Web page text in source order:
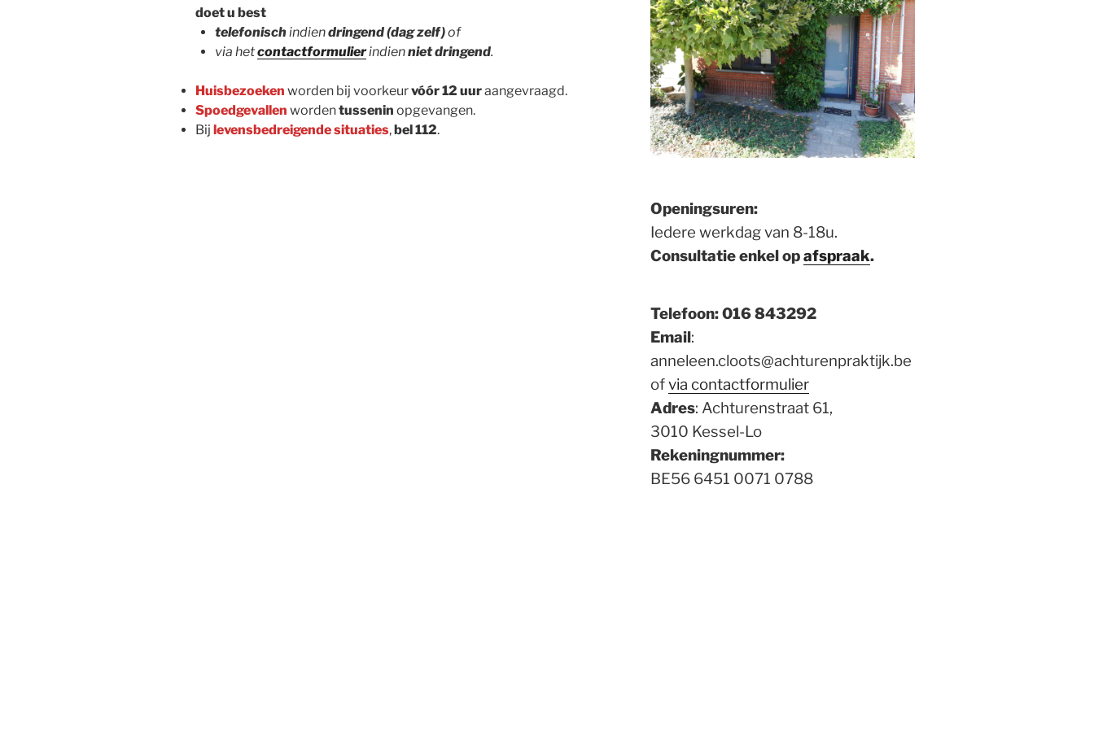
doet u best
telefonischindiendringend(dag zelf)of
via hetcontactformulierindienniet dringend.
Huisbezoeken worden bij voorkeurvóór 12 uuraangevraagd.
Spoedgevallen wordentussenin opgevangen.
Bij levensbedreigendesituaties,bel 112.
Openingsuren:
Iedere werkdag van 8-18u.
Consultatie enkel opafspraak.
Telefoon: 016 843292
Email:
anneleen.cloots@achturenpraktijk.be
ofvia contactformulier
Adres: Achturenstraat 61,
3010 Kessel-Lo
Rekeningnummer:
BE56 6451 0071 0788